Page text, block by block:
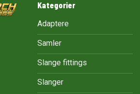
Kategorier
Adaptere
Samler
Slange fittings
Slanger